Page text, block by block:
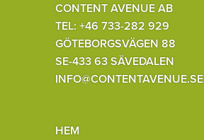
CONTENT AVENUE AB
TEL: +46 733-282 929
GÖTEBORGSVÄGEN 88
SE-433 63 SÄVEDALEN
INFO@CONTENTAVENUE.SE
HEM